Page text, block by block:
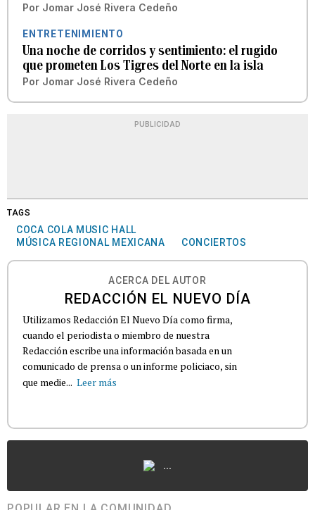
Por Jomar José Rivera Cedeño
ENTRETENIMIENTO
Una noche de corridos y sentimiento: el rugido
que prometen Los Tigres del Norte en la isla
Por Jomar José Rivera Cedeño
PUBLICIDAD
TAGS
COCA COLA MUSIC HALL
MÚSICA REGIONAL MEXICANA
CONCIERTOS
ACERCA DEL AUTOR
REDACCIÓN EL NUEVO DÍA
Utilizamos Redacción El Nuevo Día como firma,
cuando el periodista o miembro de nuestra
Redacción escribe una información basada en un
comunicado de prensa o un informe policiaco, sin
que medie... Leer más
...